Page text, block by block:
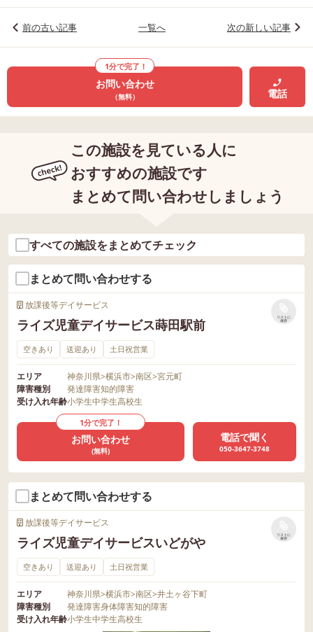
前の古い記事 一覧へ 次の新しい記事
1分で完了！
お問い合わせ
（無料） 電話
この施設を見ている人に
おすすめの施設です
まとめて問い合わせしましょう
すべての施設をまとめてチェック
まとめて問い合わせする
放課後等デイサービス
ライズ児童デイサービス蒔田駅前
リストに
保存
空きあり 送迎あり 土日祝営業
エリア 神奈川県>横浜市>南区>宮元町
障害種別
発達障害知的障害
受け入れ年齢小学生中学生高校生
1分で完了！
お問い合わせ
(無料)
電話で聞く
050-3647-3748
まとめて問い合わせする
放課後等デイサービス
ライズ児童デイサービスいどがや
リストに
保存
空きあり 送迎あり 土日祝営業
エリア 神奈川県>横浜市>南区>井土ヶ谷下町
障害種別
発達障害身体障害知的障害
受け入れ年齢小学生中学生高校生